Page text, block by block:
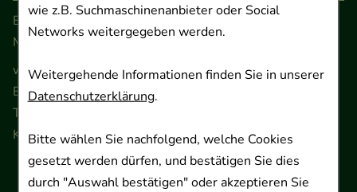
wie z.B. Suchmaschinenanbieter oder Social
Networks weitergegeben werden.
Weitergehende Informationen finden Sie in unserer
Datenschutzerklärung.
Bitte wählen Sie nachfolgend, welche Cookies
gesetzt werden dürfen, und bestätigen Sie dies
durch "Auswahl bestätigen" oder akzeptieren Sie
Beratung und Kundenservice:
Montag - Freitag von 9.00 bis 17.00 Uhr
www.ApoSalis.de· E-Mail:info@ApoSalis.de
Ernst-August-Platz 2 · 30159 Hannover
Telefon 0511 89 71 80 0 · Fax 0511 89 71 80 11
Kontaktformular